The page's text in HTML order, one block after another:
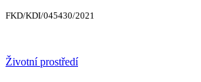
FKD/KDI/045430/2021
Životní prostředí